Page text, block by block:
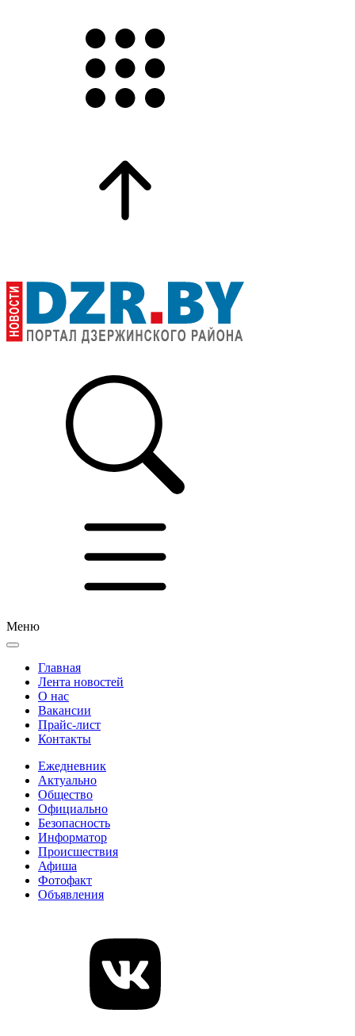
Меню
Главная
Лента новостей
О нас
Вакансии
Прайс-лист
Контакты
Ежедневник
Актуально
Общество
Официально
Безопасность
Информатор
Происшествия
Афиша
Фотофакт
Объявления